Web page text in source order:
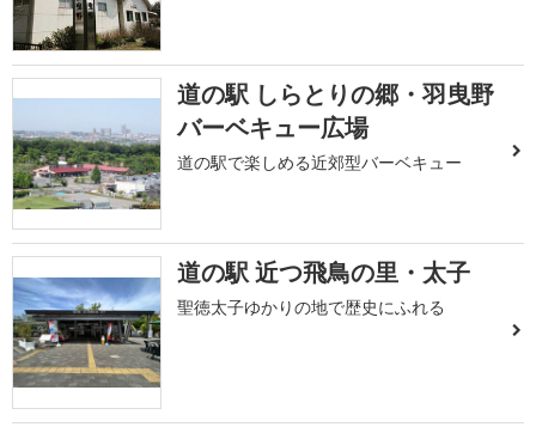
道の駅 しらとりの郷・羽曳野
バーベキュー広場
道の駅で楽しめる近郊型バーベキュー
道の駅 近つ飛鳥の里・太子
聖徳太子ゆかりの地で歴史にふれる